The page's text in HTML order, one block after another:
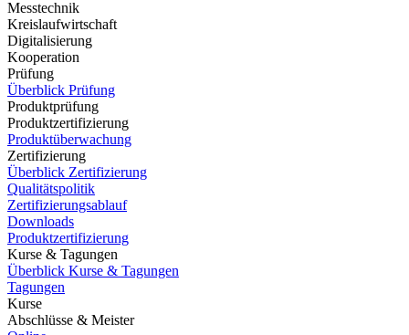
Messtechnik
Kreislaufwirtschaft
Digitalisierung
Kooperation
Prüfung
Überblick Prüfung
Produktprüfung
Produktzertifizierung
Produktüberwachung
Zertifizierung
Überblick Zertifizierung
Qualitätspolitik
Zertifizierungsablauf
Downloads
Produktzertifizierung
Kurse & Tagungen
Überblick Kurse & Tagungen
Tagungen
Kurse
Abschlüsse & Meister